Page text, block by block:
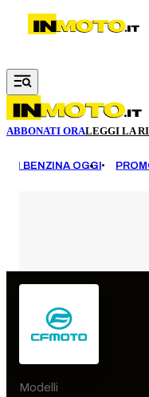
Vai al contenuto principale
ABBONATI ORALEGGI LA
BENZINA OGGI
Modelli